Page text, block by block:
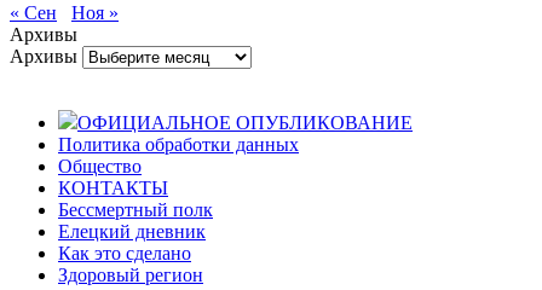
« Сен
Ноя »
Архивы
Архивы
ОФИЦИАЛЬНОЕ ОПУБЛИКОВАНИЕ
Политика обработки данных
Общество
КОНТАКТЫ
Бессмертный полк
Елецкий дневник
Как это сделано
Здоровый регион